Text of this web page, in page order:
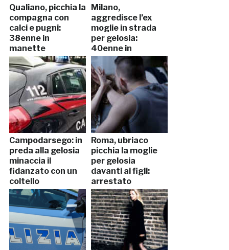
Qualiano, picchia la
compagna con
calci e pugni:
38enne in
manette
Milano,
aggredisce l’ex
moglie in strada
per gelosia:
40enne in
manette
Campodarsego: in
preda alla gelosia
minaccia il
fidanzato con un
coltello
Roma, ubriaco
picchia la moglie
per gelosia
davanti ai figli:
arrestato